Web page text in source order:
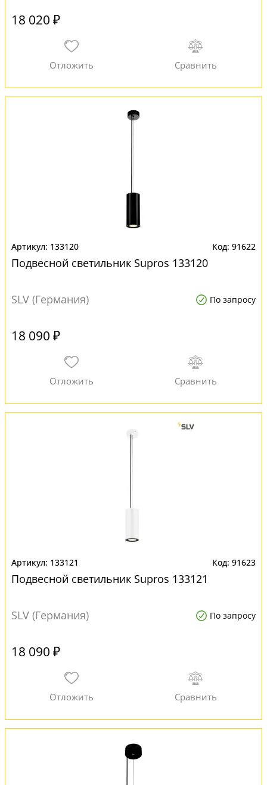
18 020 ₽
133120 91622
Подвесной светильник Supros 133120
SLV (Германия) По запросу
18 090 ₽
133121 91623
Подвесной светильник Supros 133121
SLV (Германия) По запросу
18 090 ₽